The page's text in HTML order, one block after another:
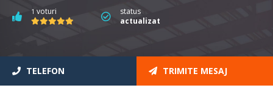
1 voturi
status
actualizat
TELEFON TRIMITE MESAJ